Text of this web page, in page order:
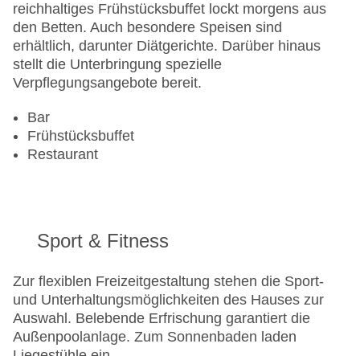
reichhaltiges Frühstücksbuffet lockt morgens aus
den Betten. Auch besondere Speisen sind
erhältlich, darunter Diätgerichte. Darüber hinaus
stellt die Unterbringung spezielle
Verpflegungsangebote bereit.
Bar
Frühstücksbuffet
Restaurant
Sport & Fitness
Zur flexiblen Freizeitgestaltung stehen die Sport-
und Unterhaltungsmöglichkeiten des Hauses zur
Auswahl. Belebende Erfrischung garantiert die
Außenpoolanlage. Zum Sonnenbaden laden